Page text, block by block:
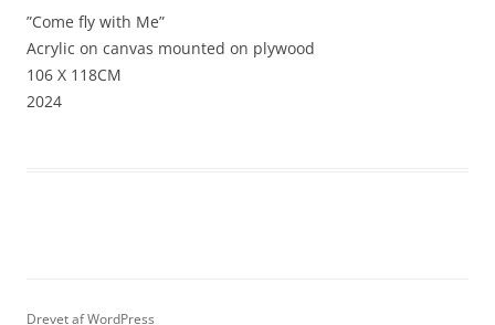
”Come fly with Me”
Acrylic on canvas mounted on plywood
106 X 118CM
2024
Drevet af WordPress